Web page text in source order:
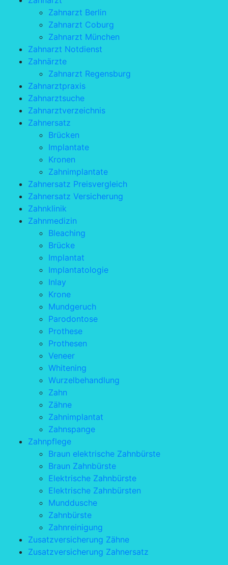
Zahnarzt Berlin
Zahnarzt Coburg
Zahnarzt München
Zahnarzt Notdienst
Zahnärzte
Zahnarzt Regensburg
Zahnarztpraxis
Zahnarztsuche
Zahnarztverzeichnis
Zahnersatz
Brücken
Implantate
Kronen
Zahnimplantate
Zahnersatz Preisvergleich
Zahnersatz Versicherung
Zahnklinik
Zahnmedizin
Bleaching
Brücke
Implantat
Implantatologie
Inlay
Krone
Mundgeruch
Parodontose
Prothese
Prothesen
Veneer
Whitening
Wurzelbehandlung
Zahn
Zähne
Zahnimplantat
Zahnspange
Zahnpflege
Braun elektrische Zahnbürste
Braun Zahnbürste
Elektrische Zahnbürste
Elektrische Zahnbürsten
Munddusche
Zahnbürste
Zahnreinigung
Zusatzversicherung Zähne
Zusatzversicherung Zahnersatz